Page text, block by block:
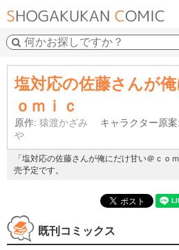
塩対応の佐藤さんが
ｏｍｉｃ
原作: 猿渡かざみ キャラクター原案:
や
「塩対応の佐藤さんが俺にだけ甘い＠ｃｏ
売予定です。
既刊コミックス